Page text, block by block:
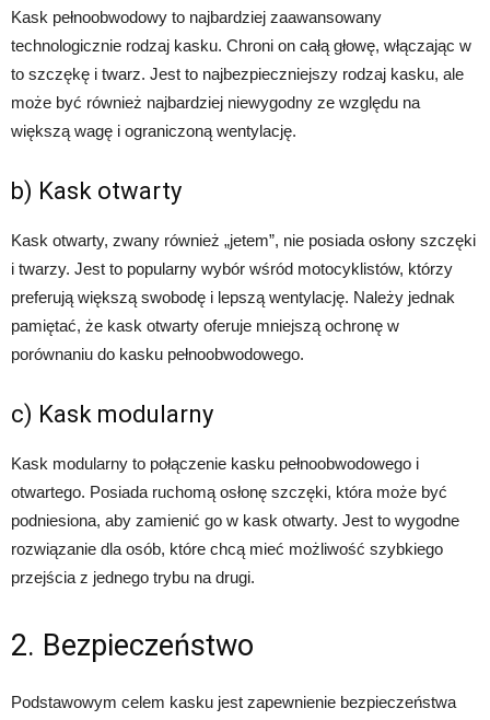
Kask pełnoobwodowy to najbardziej zaawansowany
technologicznie rodzaj kasku. Chroni on całą głowę, włączając w
to szczękę i twarz. Jest to najbezpieczniejszy rodzaj kasku, ale
może być również najbardziej niewygodny ze względu na
większą wagę i ograniczoną wentylację.
b) Kask otwarty
Kask otwarty, zwany również „jetem”, nie posiada osłony szczęki
i twarzy. Jest to popularny wybór wśród motocyklistów, którzy
preferują większą swobodę i lepszą wentylację. Należy jednak
pamiętać, że kask otwarty oferuje mniejszą ochronę w
porównaniu do kasku pełnoobwodowego.
c) Kask modularny
Kask modularny to połączenie kasku pełnoobwodowego i
otwartego. Posiada ruchomą osłonę szczęki, która może być
podniesiona, aby zamienić go w kask otwarty. Jest to wygodne
rozwiązanie dla osób, które chcą mieć możliwość szybkiego
przejścia z jednego trybu na drugi.
2. Bezpieczeństwo
Podstawowym celem kasku jest zapewnienie bezpieczeństwa